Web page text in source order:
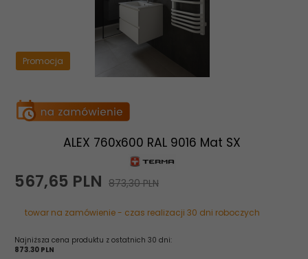
Promocja
ALEX 760x600 RAL 9016 Mat SX
567,65 PLN 873,30 PLN
towar na zamówienie - czas realizacji 30 dni roboczych
Najniższa cena produktu z ostatnich 30 dni:
873.30 PLN